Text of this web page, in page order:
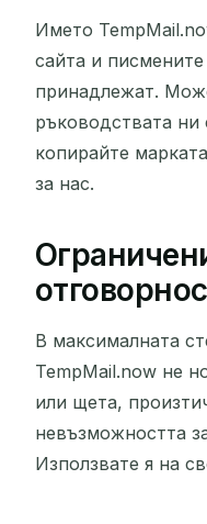
Името
сайта и
принадлежат.
ръководствата ни
копирайте
за нас.
В максималната
TempMail.now не
или щета,
невъзможността
Използвате я на